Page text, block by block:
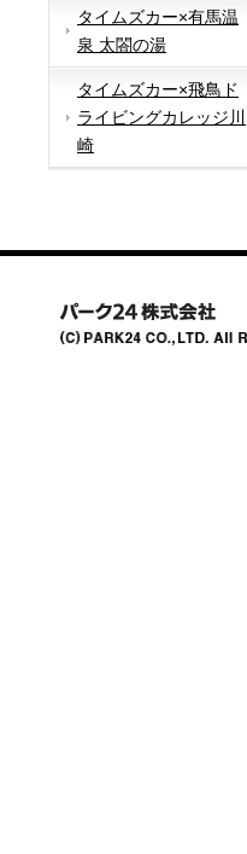
タイムズカー×有馬温
泉 太閤の湯
タイムズカー×飛鳥ド
ライビングカレッジ川
崎